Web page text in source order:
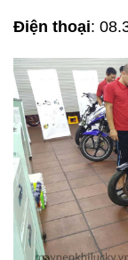
Điện thoại: